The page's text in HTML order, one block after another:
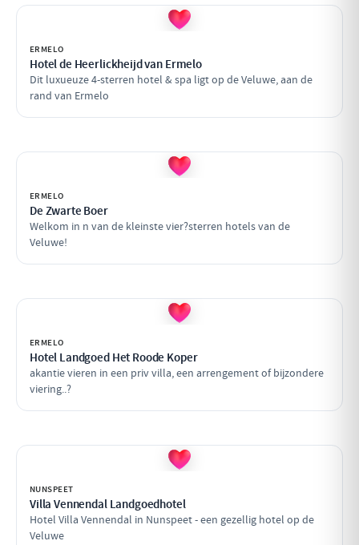
ERMELO
Hotel de Heerlickheijd van Ermelo
Dit luxueuze 4-sterren hotel & spa ligt op de Veluwe, aan de
rand van Ermelo
ERMELO
De Zwarte Boer
Welkom in n van de kleinste vier?sterren hotels van de
Veluwe!
ERMELO
Hotel Landgoed Het Roode Koper
akantie vieren in een priv villa, een arrengement of bijzondere
viering..?
NUNSPEET
Villa Vennendal Landgoedhotel
Hotel Villa Vennendal in Nunspeet - een gezellig hotel op de
Veluwe